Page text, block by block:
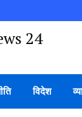
24
विदेश